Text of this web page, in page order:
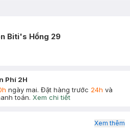
Biti's Hồng 29
Phí 2H
ngày mai. Đặt hàng trước 24h và
toán. Xem chi tiết
Xem thêm